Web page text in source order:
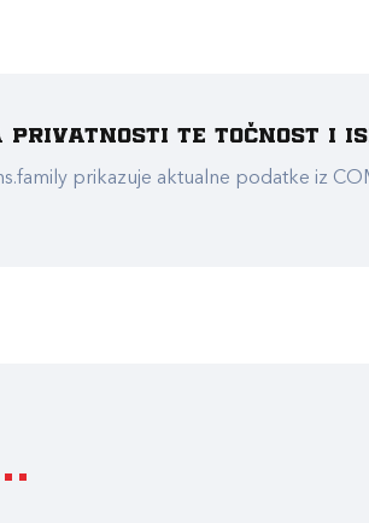
privatnosti te točnost i
prikazuje aktualne podatke iz